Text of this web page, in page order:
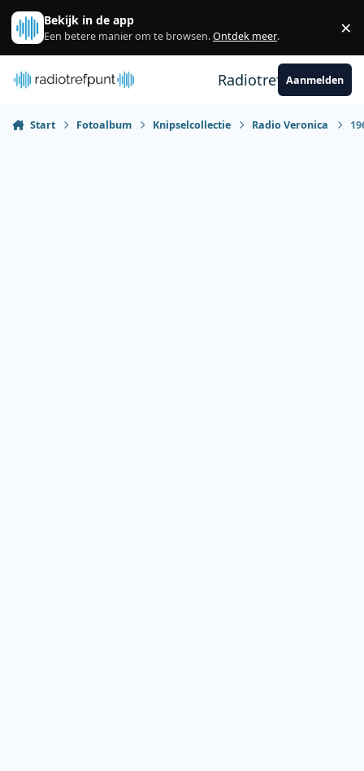
Spring naar bijdragen
Bekijk in de app
Een betere manier om te browsen.Ontdek meer. ×
RadiotrefpuntAanmelden
Start Fotoalbum Knipselcollectie Radio Veronica